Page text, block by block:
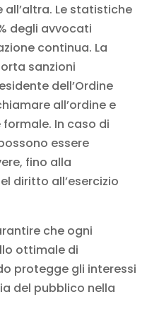
Le statistiche
degli avvocati
continua. La
sanzioni
dell’Ordine
all’ordine e
In caso di
essere
fino alla
diritto all’esercizio
che ogni
ottimale di
protegge gli interessi
del pubblico nella